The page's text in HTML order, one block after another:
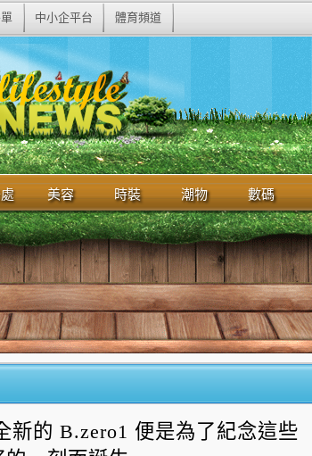
中小企平台 體育頻道
美容 時裝 潮物 數碼
新的 B.zero1 便是為了紀念這些